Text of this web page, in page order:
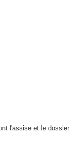
l'assise et le dossier